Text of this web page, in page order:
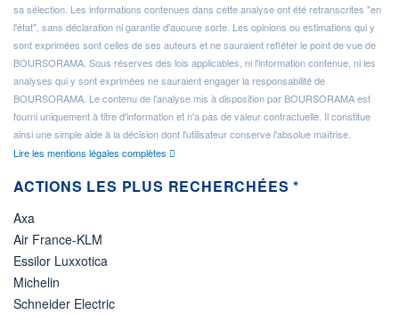
sa sélection. Les informations contenues dans cette analyse ont été retranscrites "en
l'état", sans déclaration ni garantie d'aucune sorte. Les opinions ou estimations qui y
sont exprimées sont celles de ses auteurs et ne sauraient refléter le point de vue de
BOURSORAMA. Sous réserves des lois applicables, ni l'information contenue, ni les
analyses qui y sont exprimées ne sauraient engager la responsabilité de
BOURSORAMA. Le contenu de l'analyse mis à disposition par BOURSORAMA est
fourni uniquement à titre d'information et n'a pas de valeur contractuelle. Il constitue
ainsi une simple aide à la décision dont l'utilisateur conserve l'absolue maîtrise.
Lire les mentions légales complètes
ACTIONS LES PLUS RECHERCHÉES *
Axa
Air France-KLM
Essilor Luxxotica
Michelin
Schneider Electric